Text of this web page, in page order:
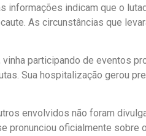
informações indicam que o
As circunstâncias que
participando de eventos
Sua hospitalização gerou
envolvidos não foram
pronunciou oficialmente sobre